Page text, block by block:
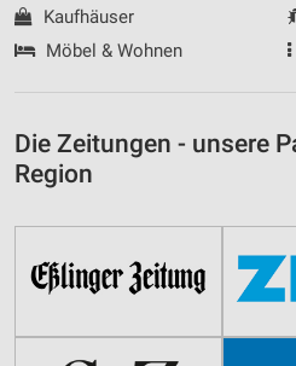
Kaufhäuser
Möbel & Wohnen
Die Zeitungen - unsere
Region